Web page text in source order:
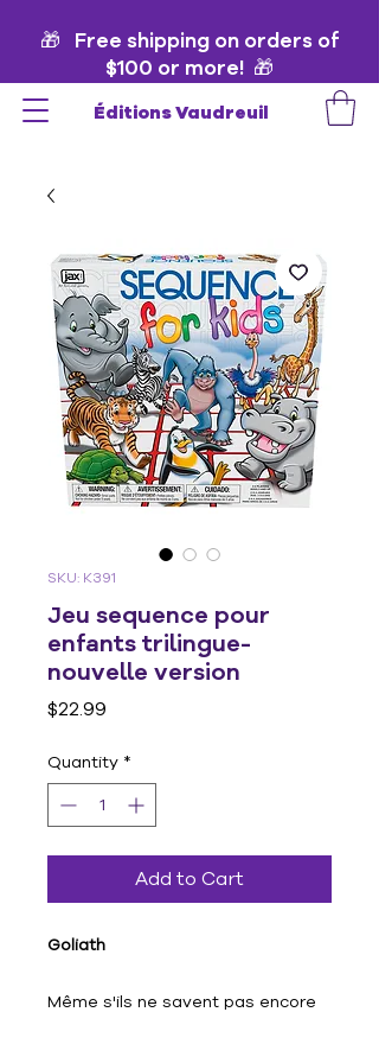
🎁 Free shipping on orders of
$100 or more! 🎁
Éditions Vaudreuil
SKU: K391
Jeu sequence pour
enfants trilingue-
nouvelle version
$22.99
Quantity *
Add to Cart
Goliath
Même s'ils ne savent pas encore